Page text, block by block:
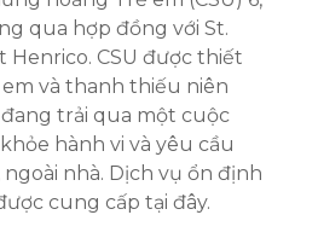
qua hợp đồng với St.
Henrico. CSU được thiết
và thanh thiếu niên
trải qua một cuộc
hành vi và yêu cầu
nhà. Dịch vụ ổn định
cung cấp tại đây.